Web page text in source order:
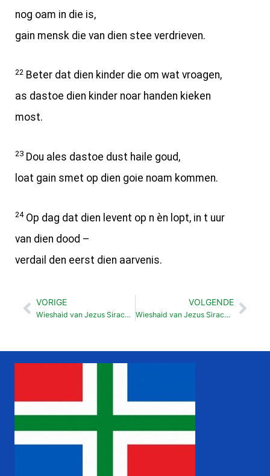
nog oam in die is,
gain mensk die van dien stee verdrieven.
22 Beter dat dien kinder die om wat vroagen,
as dastoe dien kinder noar handen kieken
most.
23 Dou ales dastoe dust haile goud,
loat gain smet op dien goie noam kommen.
24Op dag dat dien levent op n èn lopt, in t uur
van dien dood –
verdail den eerst dien aarvenis.
Vorige
VORIGE
Wieshaid van Jezus Sirach t Ain tegenover t aander (33:7-19)
VOLGENDE
Wieshaid van Jezus Sirach Omgang mit sloaven (33:25-33)